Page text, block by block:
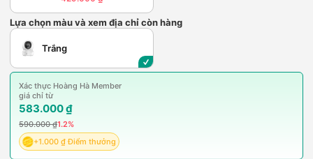
Lựa chọn màu và xem địa chỉ còn hàng
Trắng
Xác thực Hoàng Hà Member
giá chỉ từ
583.000 ₫
590.000 ₫1.2%
+1.000 ₫ Điểm thưởng